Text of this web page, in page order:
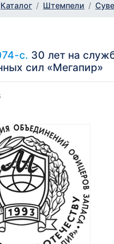
Каталог Штемпели
с. 30 лет на
сил «Мегапир»